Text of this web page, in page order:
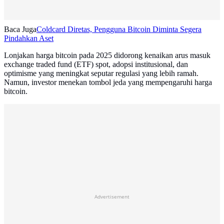
Baca JugaColdcard Diretas, Pengguna Bitcoin Diminta Segera
Pindahkan Aset
Lonjakan harga bitcoin pada 2025 didorong kenaikan arus masuk
exchange traded fund (ETF) spot, adopsi institusional, dan
optimisme yang meningkat seputar regulasi yang lebih ramah.
Namun, investor menekan tombol jeda yang mempengaruhi harga
bitcoin.
Advertisement